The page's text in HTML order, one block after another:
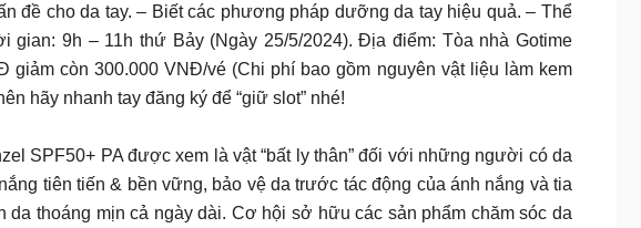
đề cho da tay. – Biết các phương pháp dưỡng da tay hiệu quả. – Thể
9h – 11h thứ Bảy (Ngày 25/5/2024). Địa điểm: Tòa nhà Gotime
giảm còn 300.000 VNĐ/vé (Chi phí bao gồm nguyên vật liệu làm kem
hãy nhanh tay đăng ký để “giữ slot” nhé!
SPF50+ PA được xem là vật “bất ly thân” đối với những người có da
tiên tiến & bền vững, bảo vệ da trước tác động của ánh nắng và tia
thoáng mịn cả ngày dài. Cơ hội sở hữu các sản phẩm chăm sóc da